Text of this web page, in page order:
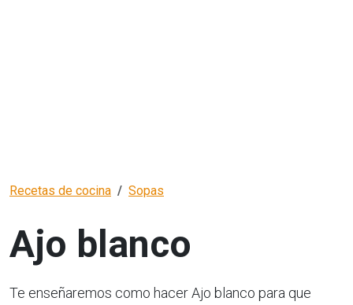
Recetas de cocina Sopas
Ajo blanco
Te enseñaremos como hacer Ajo blanco para que